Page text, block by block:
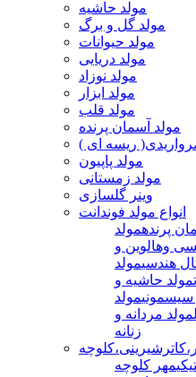
مولد حاشیه
مولد گل و برگ
مولد حیوانات
مولد دریایی
مولد نوزاد
مولد ابزار
مولد قلب
مولد آسمان پرنده
ریسه ای )
مولد پاپیون
مولد زمستانی
وینر گلسازی
انواع مولد فوندانت
پرندهمولد
وهالوین و
هندسیمولد
مولد حاشیه و
سیسمونیمولد
مولد مردانه و
زنانه
مهر کلوچه